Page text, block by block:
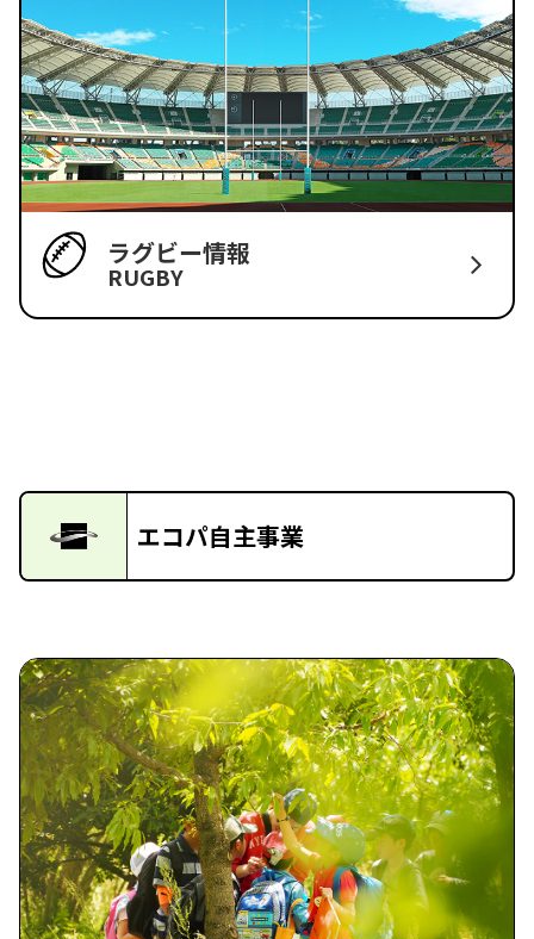
ラグビー情報
RUGBY
エコパ自主事業